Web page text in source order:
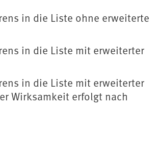
in die Liste ohne erweiterte
in die Liste mit erweiterter
in die Liste mit erweiterter
Wirksamkeit erfolgt nach